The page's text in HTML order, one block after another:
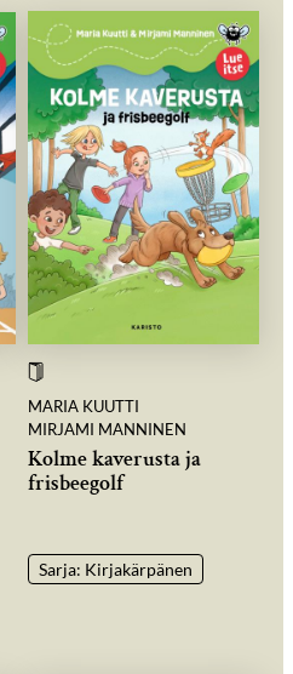
MARIA KUUTTI
MIRJAMI MANNINEN
Kolme kaverusta ja
frisbeegolf
Sarja: Kirjakärpänen